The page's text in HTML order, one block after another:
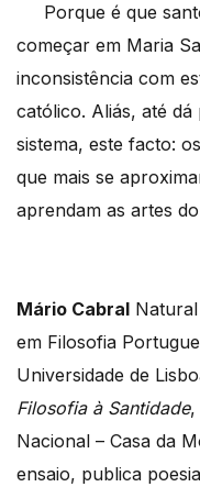
Porque é que
começar em Maria
inconsistência com
católico. Aliás, até
sistema, este facto:
que mais se
aprendam as artes
Mário Cabral
em Filosofia
Universidade de
Filosofia à Santidade,
Nacional – Casa da
ensaio, publica